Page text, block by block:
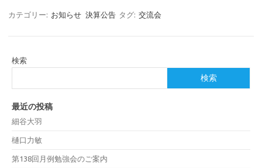
カテゴリー: お知らせ 決算公告 タグ: 交流会
検索
検索
最近の投稿
細谷大羽
樋口力敏
第138回月例勉強会のご案内